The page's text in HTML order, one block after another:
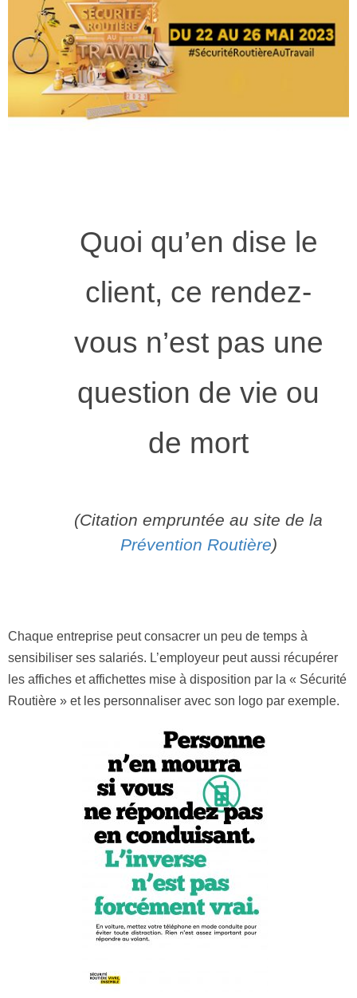
Quoi qu’en dise le
client, ce rendez-
vous n’est pas une
question de vie ou
de mort
(Citation empruntée au site de la
Prévention Routière)
Chaque entreprise peut consacrer un peu de temps à
sensibiliser ses salariés. L’employeur peut aussi récupérer
les affiches et affichettes mise à disposition par la « Sécurité
Routière » et les personnaliser avec son logo par exemple.